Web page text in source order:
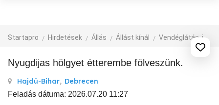
Startapro Hirdetések Állás Állást kínál Vendéglátás, idegenforgalom
Nyugdijas hölgyet étterembe fölveszünk.
Hajdú-Bihar, Debrecen
Feladás dátuma: 2026.07.20 11:27